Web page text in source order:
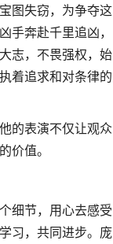
图失窃，为争夺这
手奔赴千里追凶，
志，不畏强权，始
着追求和对条律的
的表演不仅让观众
价值。
细节，用心去感受
习，共同进步。庞